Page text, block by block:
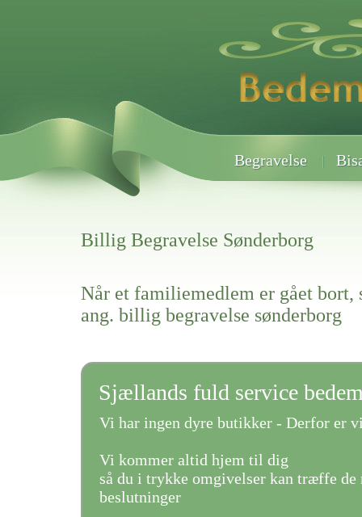
Begravelse
Billig Begravelse Sønderborg
Når et familiemedlem er gået bort,
ang. billig begravelse sønderborg
Sjællands fuld service
Vi har ingen dyre butikker - Derfor er
Vi kommer altid hjem til dig
så du i trykke omgivelser kan træffe de
beslutninger